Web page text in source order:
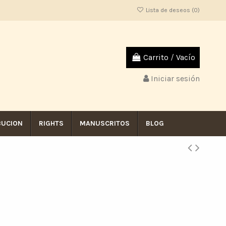
Lista de deseos (0)
Carrito / Vacío
Iniciar sesión
RIGHTS MANUSCRITOS BLOG